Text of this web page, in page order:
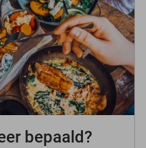
bepaald?